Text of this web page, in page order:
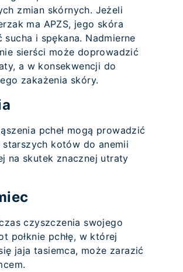
zmian skórnych. Jeżeli
ma APZS, jego skóra
sucha i spękana. Nadmierne
sierści może doprowadzić
a w konsekwencji do
zakażenia skóry.
pcheł mogą prowadzić
kotów do anemii
na skutek znacznej utraty
czyszczenia swojego
połknie pchłę, w której
jaja tasiemca, może zarazić